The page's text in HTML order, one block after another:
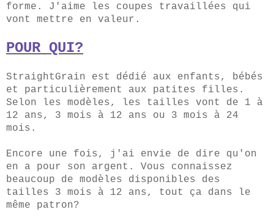
forme. J'aime les coupes travaillées qui
vont mettre en valeur.
POUR QUI?
StraightGrain est dédié aux enfants, bébés
et particulièrement aux patites filles.
Selon les modèles, les tailles vont de 1 à
12 ans, 3 mois à 12 ans ou 3 mois à 24
mois.
Encore une fois, j'ai envie de dire qu'on
en a pour son argent. Vous connaissez
beaucoup de modèles disponibles des
tailles 3 mois à 12 ans, tout ça dans le
même patron?